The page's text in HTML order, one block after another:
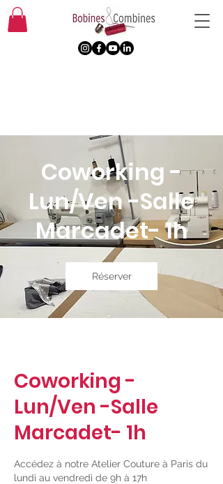
Coworking -
Lun/Ven -Salle
Marcadet- 1h
Réserver
Coworking -
Lun/Ven -Salle
Marcadet- 1h
Accédez à notre Atelier Couture à Paris du
lundi au vendredi de 9h à 17h